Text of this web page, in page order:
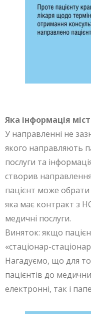
Яка інформація
У направленні не
якого направляють
послуги та
створив
пацієнт може обрати
яка має контракт з
медичні послуги.
Виняток: якщо
«стаціонар-
Нагадуємо, що для
пацієнтів до
електронні, так і